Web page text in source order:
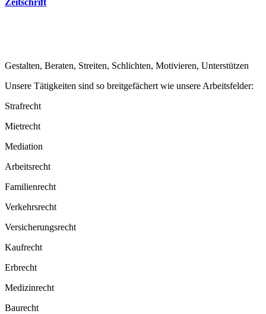
Zeitschrift
Gestalten, Beraten, Streiten, Schlichten, Motivieren, Unterstützen
Unsere Tätigkeiten sind so breitge­fächert wie unsere Arbeits­felder:
Strafrecht
Mietrecht
Mediation
Arbeitsrecht
Famili­enrecht
Verkehrsrecht
Versiche­rungsrecht
Kaufrecht
Erbrecht
Medizinrecht
Baurecht